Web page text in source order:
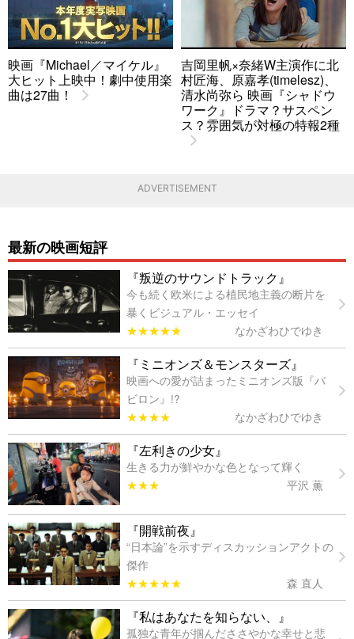
映画『Michael／マイケル』
大ヒット上映中！劇中使用楽
曲は27曲！
吉岡里帆×奈緒W主演作に北
村匠海、原嘉孝(timelesz)、
清水尚弥ら 映画『シャドウ
ワーク』ドラマ？サスペン
ス？雰囲気が対極の特報2種
ADVERTISEMENT
最新の映画短評
『叛逆のサウンドトラック』
今も続く欧米による植民地主義の断片を
暴くビジュアル・エッセイ
★★★★★
なかざわひでゆき
『ミニオンズ＆モンスターズ』
映画への愛が詰まったミニオンズ版『バ
ビロン』!?
★★★★
なかざわひでゆき
『左利きの少女』
生きる力が鮮やかな色となって輝く
★★★
平沢 薫
『開戦前夜』
“日本論”を示すディスカッションアクトの
傑作
★★★★★
森 直人
『私はあなたを知らない、』
孤独な青年が掴んだささやかな幸せと悲